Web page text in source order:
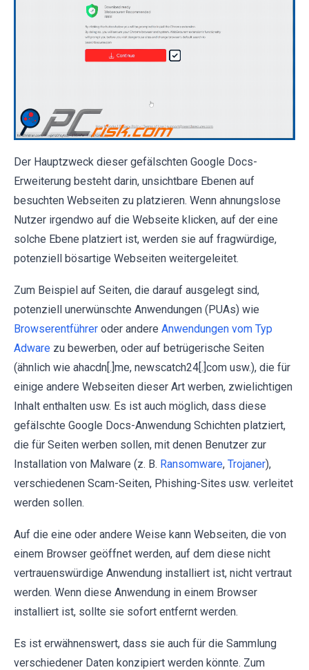
Der Hauptzweck dieser gefälschten Google Docs-
Erweiterung besteht darin, unsichtbare Ebenen auf
besuchten Webseiten zu platzieren. Wenn ahnungslose
Nutzer irgendwo auf die Webseite klicken, auf der eine
solche Ebene platziert ist, werden sie auf fragwürdige,
potenziell bösartige Webseiten weitergeleitet.
Zum Beispiel auf Seiten, die darauf ausgelegt sind,
potenziell unerwünschte Anwendungen (PUAs) wie
Browserentführer oder andere Anwendungen vom Typ
Adware zu bewerben, oder auf betrügerische Seiten
(ähnlich wie ahacdn[.]me, newscatch24[.]com usw.), die für
einige andere Webseiten dieser Art werben, zwielichtigen
Inhalt enthalten usw. Es ist auch möglich, dass diese
gefälschte Google Docs-Anwendung Schichten platziert,
die für Seiten werben sollen, mit denen Benutzer zur
Installation von Malware (z. B. Ransomware, Trojaner),
verschiedenen Scam-Seiten, Phishing-Sites usw. verleitet
werden sollen.
Auf die eine oder andere Weise kann Webseiten, die von
einem Browser geöffnet werden, auf dem diese nicht
vertrauenswürdige Anwendung installiert ist, nicht vertraut
werden. Wenn diese Anwendung in einem Browser
installiert ist, sollte sie sofort entfernt werden.
Es ist erwähnenswert, dass sie auch für die Sammlung
verschiedener Daten konzipiert werden könnte. Zum